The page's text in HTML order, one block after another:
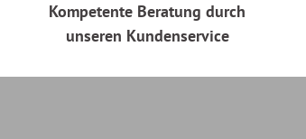
Kompetente Beratung durch
unseren Kundenservice